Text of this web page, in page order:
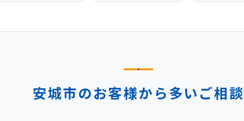
安城市のお客様から多いご相談